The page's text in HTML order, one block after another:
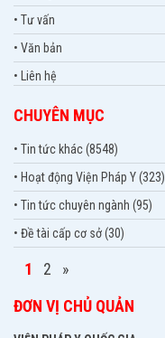
• Tư vấn
• Văn bản
• Liên hệ
CHUYÊN MỤC
• Tin tức khác (8548)
• Hoạt động Viện Pháp Y (323)
• Tin tức chuyên ngành (95)
• Đề tài cấp cơ sở (30)
1 2
»
ĐƠN VỊ CHỦ QUẢN